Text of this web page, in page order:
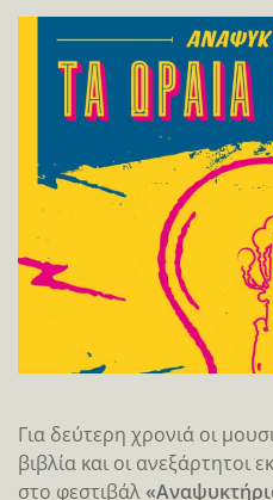
Για δεύτερη χρονιά οι
βιβλία και οι ανεξάρτητοι
στο φεστιβάλ